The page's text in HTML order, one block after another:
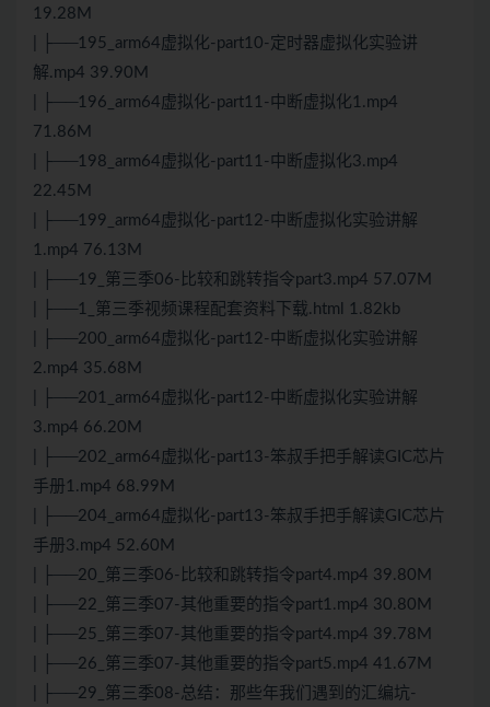
19.28M
| ├──195_arm64虚拟化-part10-定时器虚拟化实验讲
解.mp4 39.90M
| ├──196_arm64虚拟化-part11-中断虚拟化1.mp4
71.86M
| ├──198_arm64虚拟化-part11-中断虚拟化3.mp4
22.45M
| ├──199_arm64虚拟化-part12-中断虚拟化实验讲解
1.mp4 76.13M
| ├──19_第三季06-比较和跳转指令part3.mp4 57.07M
| ├──1_第三季视频课程配套资料下载.html 1.82kb
| ├──200_arm64虚拟化-part12-中断虚拟化实验讲解
2.mp4 35.68M
| ├──201_arm64虚拟化-part12-中断虚拟化实验讲解
3.mp4 66.20M
| ├──202_arm64虚拟化-part13-笨叔手把手解读GIC芯片
手册1.mp4 68.99M
| ├──204_arm64虚拟化-part13-笨叔手把手解读GIC芯片
手册3.mp4 52.60M
| ├──20_第三季06-比较和跳转指令part4.mp4 39.80M
| ├──22_第三季07-其他重要的指令part1.mp4 30.80M
| ├──25_第三季07-其他重要的指令part4.mp4 39.78M
| ├──26_第三季07-其他重要的指令part5.mp4 41.67M
| ├──29_第三季08-总结：那些年我们遇到的汇编坑-